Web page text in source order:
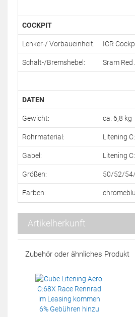
COCKPIT
Lenker-/ Vorbaueinheit: ICR
Schalt-/Bremshebel: Sram Red
DATEN
Gewicht: ca. 6,8 kg
Rohrmaterial: Litening
Gabel: Litening
Größen: 50/52/
Farben:
Artikelherkunft
Zubehör oder ähnliches Produkt